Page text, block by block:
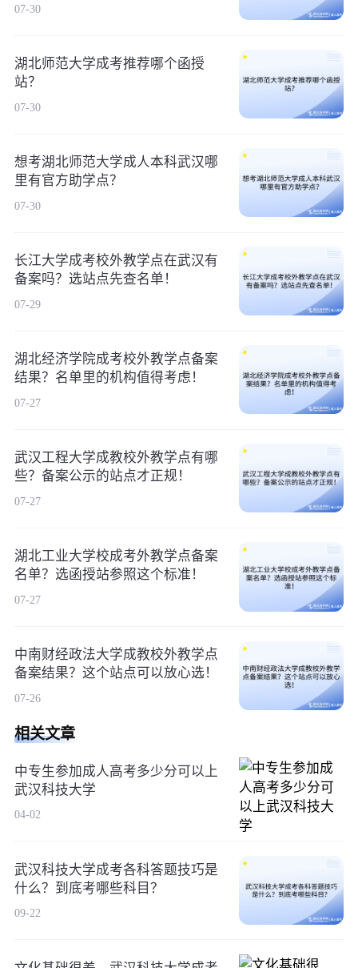
07-30
湖北师范大学成考推荐哪个函授
站？
07-30
想考湖北师范大学成人本科武汉哪
里有官方助学点？
07-30
长江大学成考校外教学点在武汉有
备案吗？选站点先查名单！
07-29
湖北经济学院成考校外教学点备案
结果？名单里的机构值得考虑！
07-27
武汉工程大学成教校外教学点有哪
些？备案公示的站点才正规！
07-27
湖北工业大学校成考外教学点备案
名单？选函授站参照这个标准！
07-27
中南财经政法大学成教校外教学点
备案结果？这个站点可以放心选！
07-26
相关文章
中专生参加成人高考多少分可以上
武汉科技大学
04-02
武汉科技大学成考各科答题技巧是
什么？到底考哪些科目？
09-22